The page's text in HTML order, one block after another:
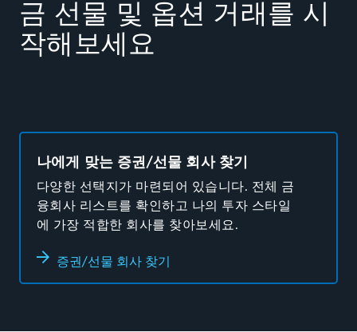
금 선물 및 옵션 거래를 시
작해보세요
나에게 맞는 증권/선물 회사 찾기
다양한 선택지가 마련되어 있습니다. 전체 금
융회사 리스트를 확인하고 나의 투자 스타일
에 가장 적합한 회사를 찾아보세요.
증권/선물 회사 찾기